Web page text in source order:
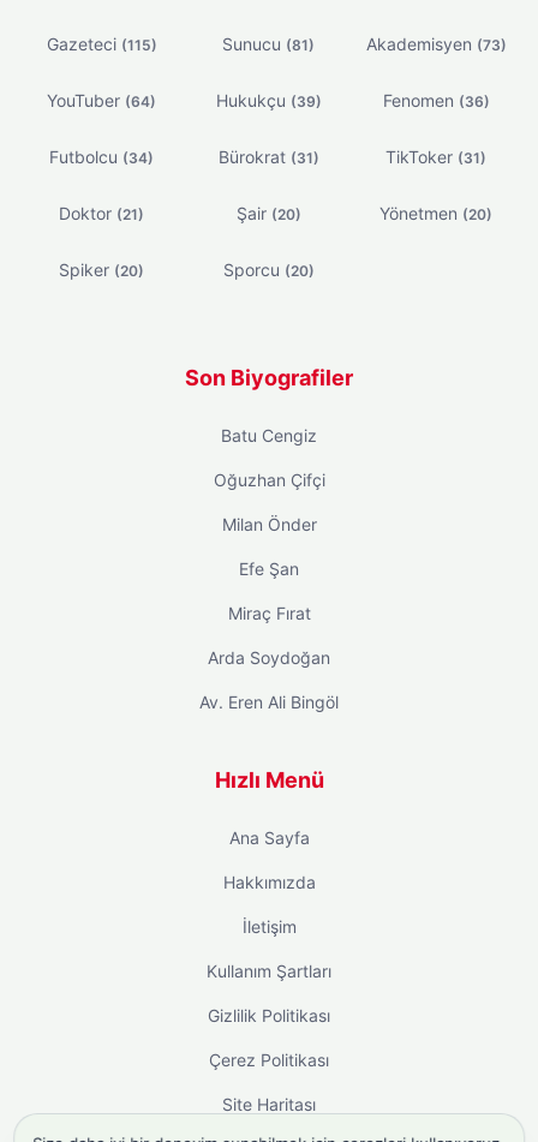
Gazeteci (115) Sunucu (81) Akademisyen (73)
YouTuber (64) Hukukçu (39) Fenomen (36)
Futbolcu (34) Bürokrat (31) TikToker (31)
Doktor (21) Şair (20) Yönetmen (20)
Spiker (20) Sporcu (20)
Son Biyografiler
Batu Cengiz
Oğuzhan Çifçi
Milan Önder
Efe Şan
Miraç Fırat
Arda Soydoğan
Av. Eren Ali Bingöl
Hızlı Menü
Ana Sayfa
Hakkımızda
İletişim
Kullanım Şartları
Gizlilik Politikası
Çerez Politikası
Site Haritası